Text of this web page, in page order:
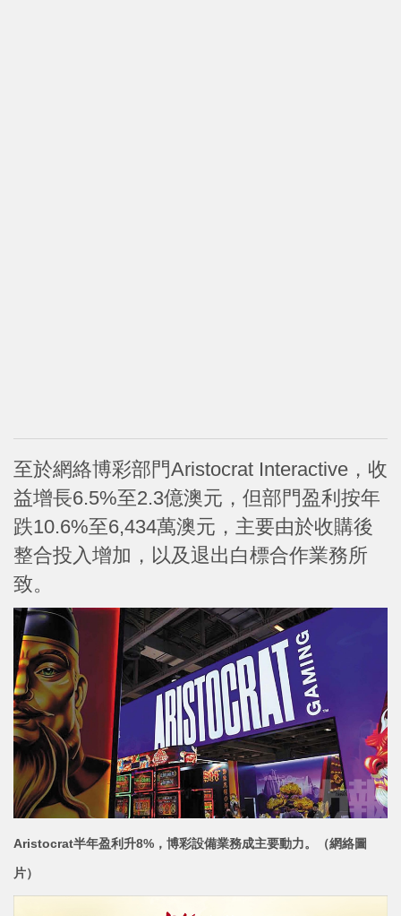
至於網絡博彩部門Aristocrat Interactive，收
益增長6.5%至2.3億澳元，但部門盈利按年
跌10.6%至6,434萬澳元，主要由於收購後
整合投入增加，以及退出白標合作業務所
致。
Aristocrat半年盈利升8%，博彩設備業務成主要動力。（網絡圖
片）